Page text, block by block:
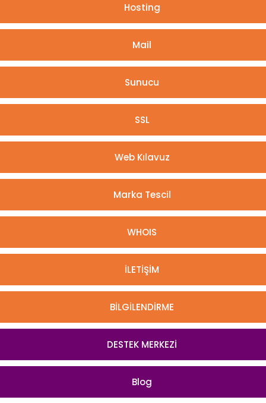
Hosting
Mail
Sunucu
SSL
Web Kılavuz
Marka Tescil
WHOIS
İLETİŞİM
BİLGİLENDİRME
DESTEK MERKEZİ
Blog